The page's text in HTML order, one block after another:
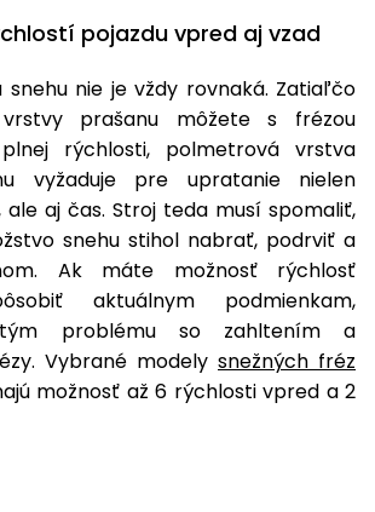
pojazdu vpred aj vzad
snehu nie je vždy rovnaká. Zatiaľčo
prašanu môžete s frézou
rýchlosti, polmetrová vrstva
vyžaduje pre upratanie nielen
aj čas. Stroj teda musí spomaliť,
snehu stihol nabrať, podrviť a
Ak máte možnosť rýchlosť
aktuálnym podmienkam,
problému so zahltením a
Vybrané modely snežných fréz
možnosť až 6 rýchlosti vpred a 2